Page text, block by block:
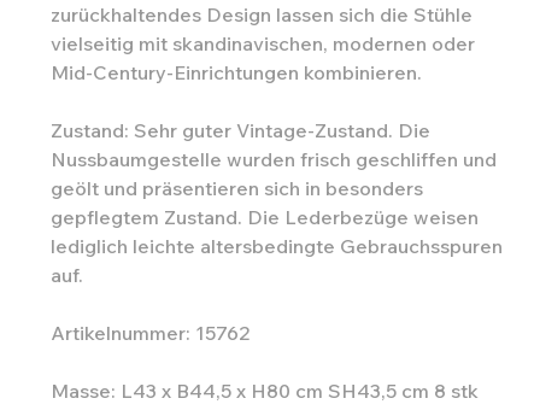
zurückhaltendes Design lassen sich die Stühle
vielseitig mit skandinavischen, modernen oder
Mid-Century-Einrichtungen kombinieren.
Zustand: Sehr guter Vintage-Zustand. Die
Nussbaumgestelle wurden frisch geschliffen und
geölt und präsentieren sich in besonders
gepflegtem Zustand. Die Lederbezüge weisen
lediglich leichte altersbedingte Gebrauchsspuren
auf.
Artikelnummer: 15762
Masse: L43 x B44,5 x H80 cm SH43,5 cm 8 stk